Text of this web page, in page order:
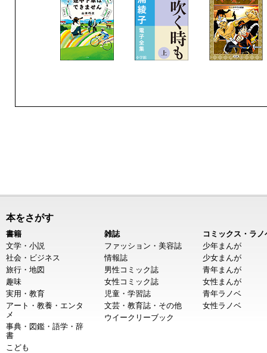
本をさがす
書籍
文学・小説
社会・ビジネス
旅行・地図
趣味
実用・教育
アート・教養・エンタ
メ
事典・図鑑・語学・辞
書
こども
雑誌
ファッション・美容誌
情報誌
男性コミック誌
女性コミック誌
児童・学習誌
文芸・教育誌・その他
ウイークリーブック
コミックス・ラノ
少年まんが
少女まんが
青年まんが
女性まんが
青年ラノベ
女性ラノベ